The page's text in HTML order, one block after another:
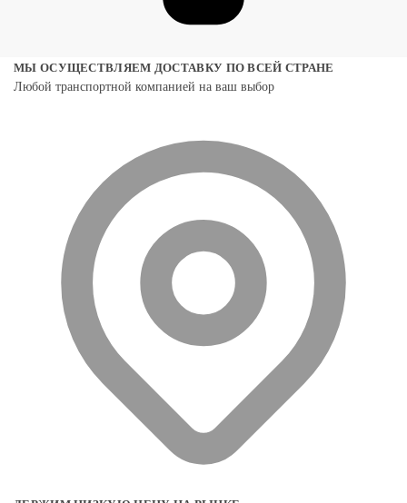
МЫ ОСУЩЕСТВЛЯЕМ ДОСТАВКУ ПО ВСЕЙ СТРАНЕ
Любой транспортной компанией на ваш выбор